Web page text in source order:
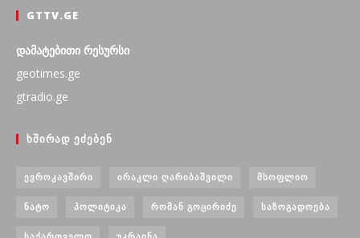
GTTV.GE
დამატებითი რესურსი
geotimes.ge
gtradio.ge
ᲮᲨᲘᲠᲐᲓ ᲔᲫᲔᲑᲔᲜ
ᲔᲕᲠᲝᲙᲐᲕᲨᲘᲠᲘ ᲘᲠᲐᲙᲚᲘ ᲦᲐᲠᲘᲑᲐᲨᲕᲘᲚᲘ ᲛᲡᲝᲤᲚᲘᲝ
ᲜᲐᲢᲝ ᲞᲝᲚᲘᲢᲘᲙᲐ ᲠᲝᲛᲐᲜ ᲒᲝᲪᲘᲠᲘᲫᲔ ᲡᲐᲖᲝᲒᲐᲓᲝᲔᲑᲐ